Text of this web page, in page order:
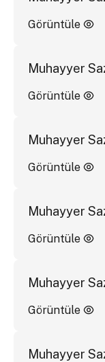
Görüntüle
Muhayyer
Görüntüle
Muhayyer
Görüntüle
Muhayyer
Görüntüle
Muhayyer
Görüntüle
Muhayyer